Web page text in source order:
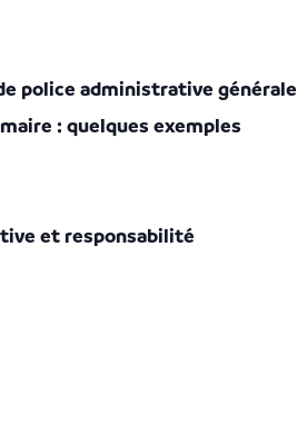
police administrative générale
: quelques exemples
et responsabilité